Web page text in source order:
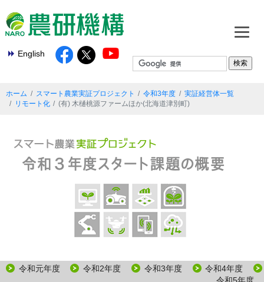
English
ホーム スマート農業実証プロジェクト 令和3年度
実証経営体一覧
リモート化
(有) 木樋桃源ファームほか(北海道津別町)
令和元年度 令和2年度 令和3年度
令和4年度
令和5年度